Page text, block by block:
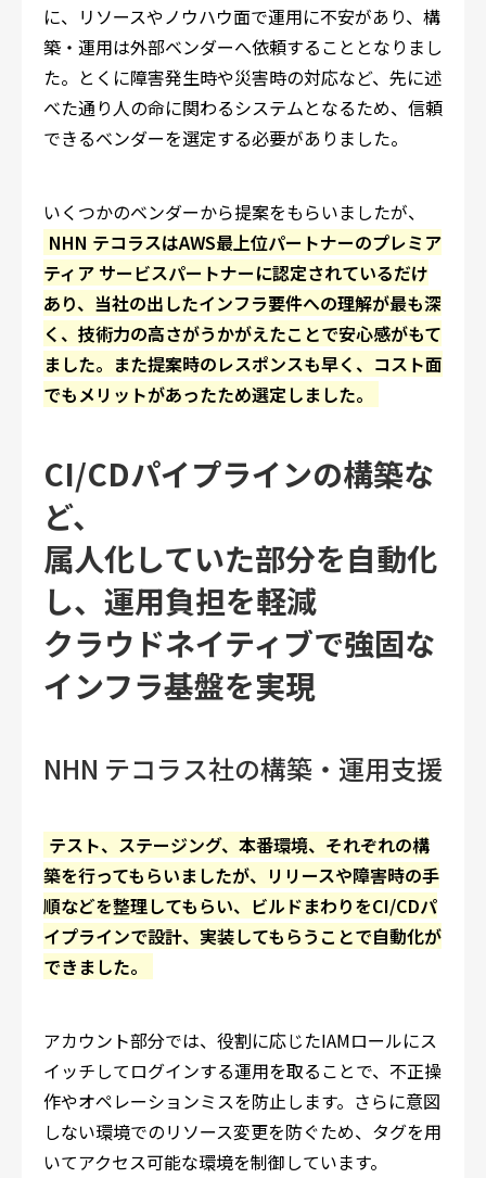
に、リソースやノウハウ面で運用に不安があり、構
築・運用は外部ベンダーへ依頼することとなりまし
た。とくに障害発生時や災害時の対応など、先に述
べた通り人の命に関わるシステムとなるため、信頼
できるベンダーを選定する必要がありました。
いくつかのベンダーから提案をもらいましたが、
NHN テコラスはAWS最上位パートナーのプレミア
ティア サービスパートナーに認定されているだけ
あり、当社の出したインフラ要件への理解が最も深
く、技術力の高さがうかがえたことで安心感がもて
ました。また提案時のレスポンスも早く、コスト面
でもメリットがあったため選定しました。
CI/CDパイプラインの構築な
ど、
属人化していた部分を自動化
し、運用負担を軽減
クラウドネイティブで強固な
インフラ基盤を実現
NHN テコラス社の構築・運用支援
テスト、ステージング、本番環境、それぞれの構
築を行ってもらいましたが、リリースや障害時の手
順などを整理してもらい、ビルドまわりをCI/CDパ
イプラインで設計、実装してもらうことで自動化が
できました。
アカウント部分では、役割に応じたIAMロールにス
イッチしてログインする運用を取ることで、不正操
作やオペレーションミスを防止します。さらに意図
しない環境でのリソース変更を防ぐため、タグを用
いてアクセス可能な環境を制御しています。